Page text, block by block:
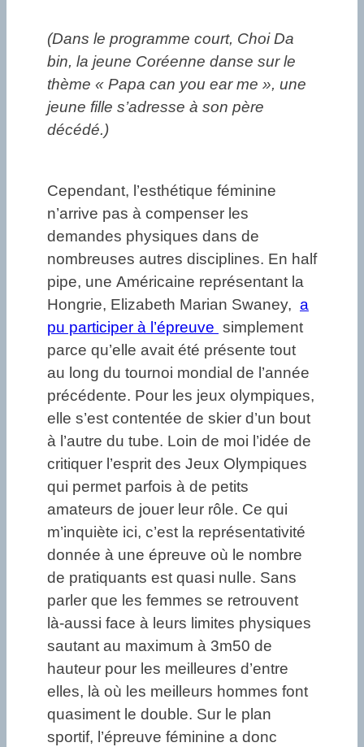
(Dans le programme court, Choi Da
bin, la jeune Coréenne danse sur le
thème « Papa can you ear me », une
jeune fille s’adresse à son père
décédé.)
Cependant, l’esthétique féminine
n’arrive pas à compenser les
demandes physiques dans de
nombreuses autres disciplines. En half
pipe, une Américaine représentant la
Hongrie, Elizabeth Marian Swaney, a
pu participer à l’épreuve simplement
parce qu’elle avait été présente tout
au long du tournoi mondial de l’année
précédente. Pour les jeux olympiques,
elle s’est contentée de skier d’un bout
à l’autre du tube. Loin de moi l’idée de
critiquer l’esprit des Jeux Olympiques
qui permet parfois à de petits
amateurs de jouer leur rôle. Ce qui
m’inquiète ici, c’est la représentativité
donnée à une épreuve où le nombre
de pratiquants est quasi nulle. Sans
parler que les femmes se retrouvent
là-aussi face à leurs limites physiques
sautant au maximum à 3m50 de
hauteur pour les meilleures d’entre
elles, là où les meilleurs hommes font
quasiment le double. Sur le plan
sportif, l’épreuve féminine a donc